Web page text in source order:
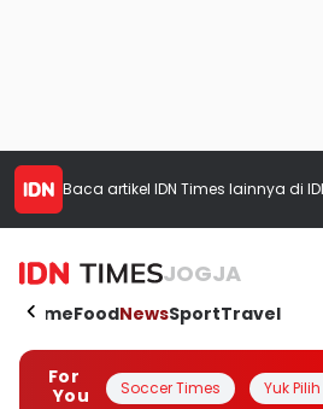
Baca artikel IDN Times lainnya di
JOGJA
HomeFoodNewsSportTravel
For
You
Soccer Times Yuk Pilih